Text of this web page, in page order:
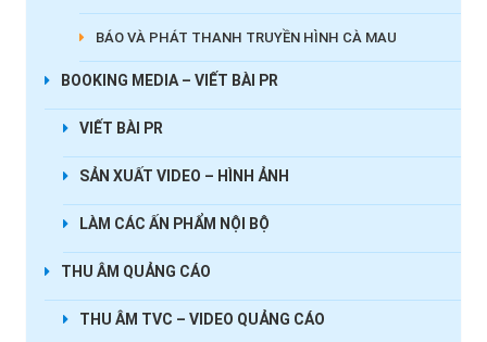
BÁO VÀ PHÁT THANH TRUYỀN HÌNH CÀ MAU
BOOKING MEDIA – VIẾT BÀI PR
VIẾT BÀI PR
SẢN XUẤT VIDEO – HÌNH ẢNH
LÀM CÁC ẤN PHẨM NỘI BỘ
THU ÂM QUẢNG CÁO
THU ÂM TVC – VIDEO QUẢNG CÁO